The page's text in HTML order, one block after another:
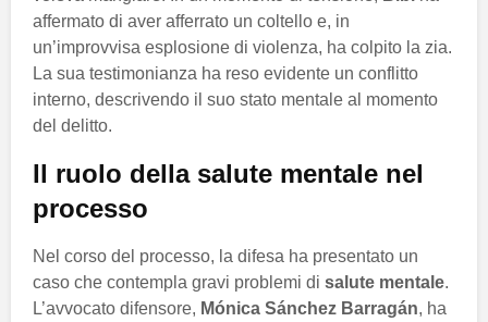
affermato di aver afferrato un coltello e, in
un’improvvisa esplosione di violenza, ha colpito la zia.
La sua testimonianza ha reso evidente un conflitto
interno, descrivendo il suo stato mentale al momento
del delitto.
Il ruolo della salute mentale nel
processo
Nel corso del processo, la difesa ha presentato un
caso che contempla gravi problemi di salute mentale.
L’avvocato difensore, Mónica Sánchez Barragán, ha